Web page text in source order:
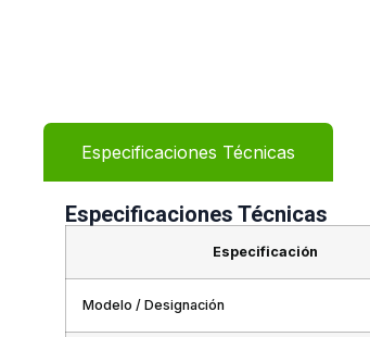
Especificaciones Técnicas
Especificaciones Técnicas
Especificación
Modelo / Designación